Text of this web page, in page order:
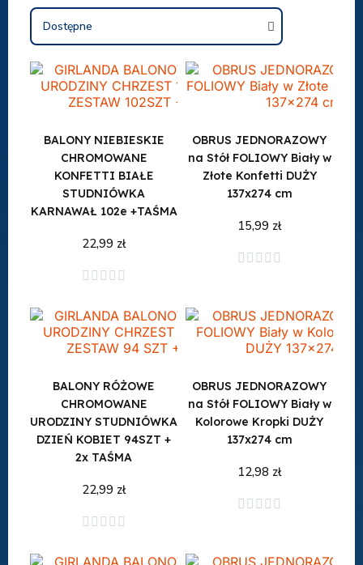
BALONY NIEBIESKIE
CHROMOWANE
KONFETTI BIAŁE
STUDNIÓWKA
KARNAWAŁ 102e +TAŚMA
22,99 zł
    
Dodaj do koszyka
OBRUS JEDNORAZOWY
na Stół FOLIOWY Biały w
Złote Konfetti DUŻY
137x274 cm
15,99 zł
    
BALONY RÓŻOWE
CHROMOWANE
URODZINY STUDNIÓWKA
DZIEŃ KOBIET 94SZT +
2x TAŚMA
22,99 zł
    
Dodaj do koszyka
OBRUS JEDNORAZOWY
na Stół FOLIOWY Biały w
Kolorowe Kropki DUŻY
137x274 cm
12,98 zł
    